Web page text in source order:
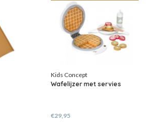
Kids Concept
Wafelijzer met servies
€29,95